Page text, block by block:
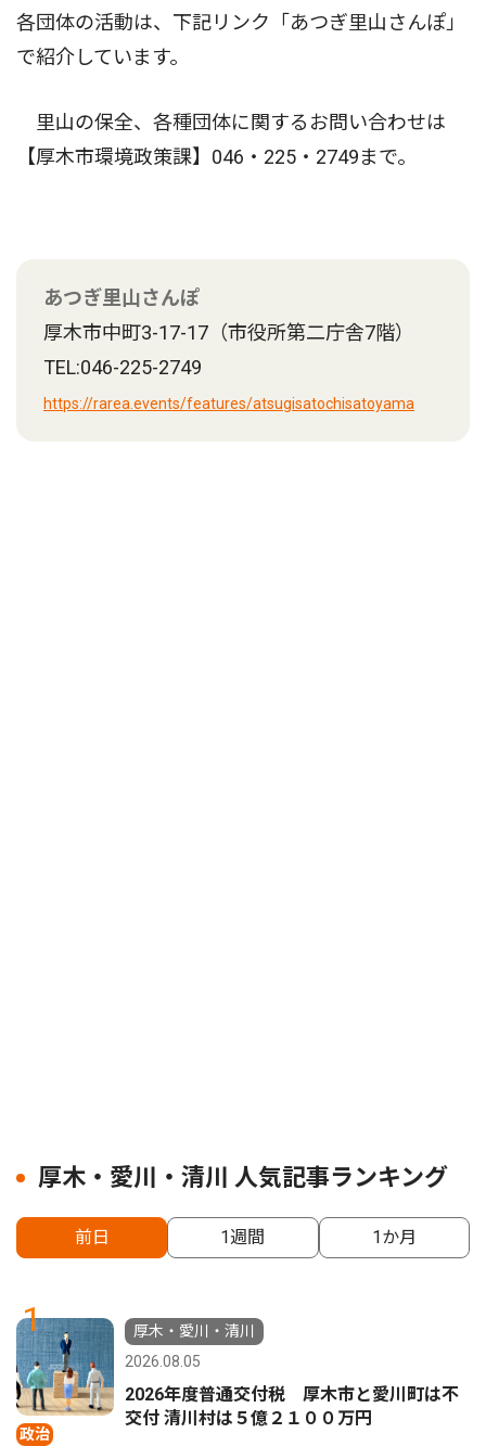
各団体の活動は、下記リンク「あつぎ里山さんぽ」
で紹介しています。
里山の保全、各種団体に関するお問い合わせは
【厚木市環境政策課】046・225・2749まで。
あつぎ里山さんぽ
厚木市中町3-17-17（市役所第二庁舎7階）
TEL:046-225-2749
https://rarea.events/features/atsugisatochisatoyama
厚木・愛川・清川 人気記事ランキング
前日 1週間 1か月
1
政治
厚木・愛川・清川
2026.08.05
2026年度普通交付税 厚木市と愛川町は不
交付 清川村は５億２１００万円